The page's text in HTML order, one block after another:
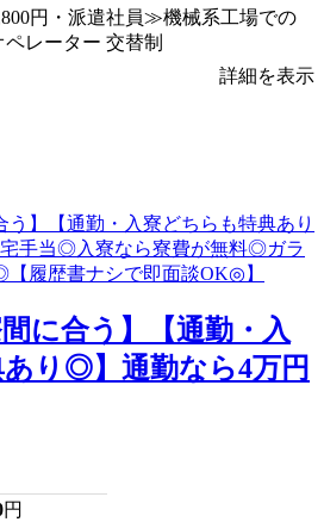
円・派遣社員≫機械系工場での
レーター 交替制
詳細を表示
間に合う】【通勤・入
り◎】通勤なら4万円
円